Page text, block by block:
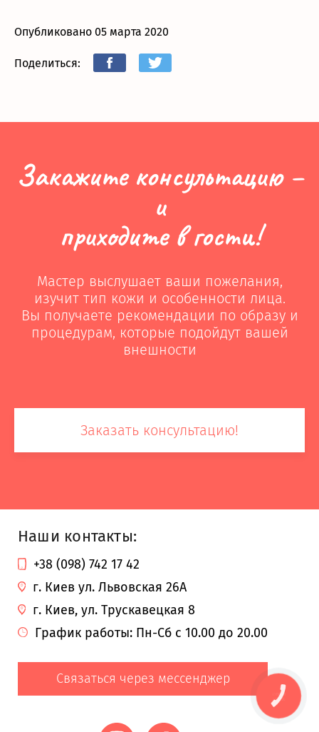
Опубликовано 05 марта 2020
Пoделиться:
Закажите консультацию –
и
приходите в гости!
Мастер выслушает ваши пожелания,
изучит тип кожи и особенности лица.
Вы получаете рекомендации по образу и
процедурам, которые подойдут вашей
внешности
Заказать консультацию!
Наши контакты:
+38 (098) 742 17 42
г. Киев ул. Львовская 26А
г. Киев, ул. Трускавецкая 8
График работы: Пн-Сб с 10.00 до 20.00
Связаться через мессенджер
КНОПКА
ЗВ'ЯЗКУ